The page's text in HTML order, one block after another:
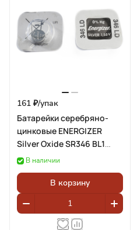
161 ₽/упак
Батарейки серебряно-
цинковые ENERGIZER
Silver Oxide SR346 BL1
(блистер 1шт)
В наличии
В корзину